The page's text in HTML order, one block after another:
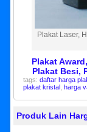
Plakat Laser,
Plakat
Plakat Besi,
tags:daftar harga
plakat kristal ,harga
Produk Lain